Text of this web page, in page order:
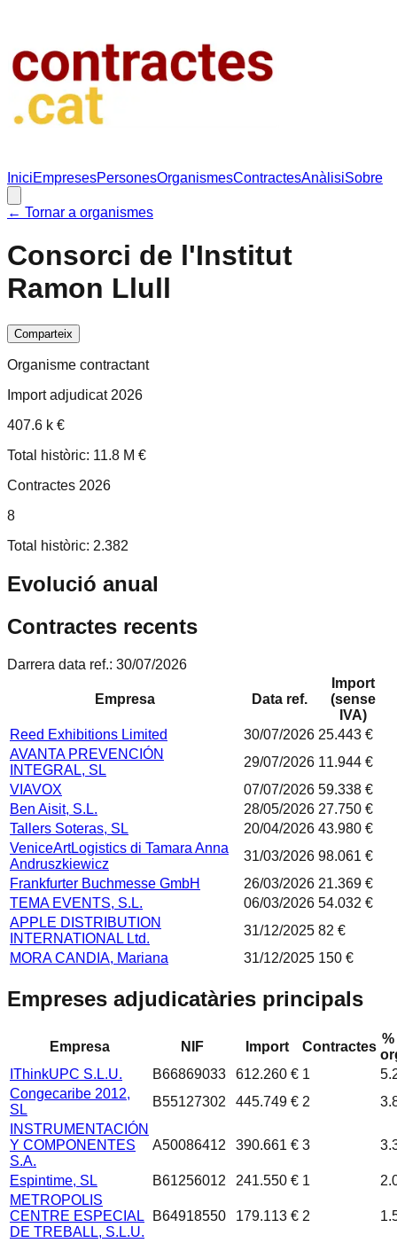
IniciEmpresesPersonesOrganismesContractesAnàlisiSobre
← Tornar a organismes
Consorci de l'Institut
Ramon Llull
Comparteix
Organisme contractant
Import adjudicat 2026
407.6 k €
Total històric: 11.8 M €
Contractes 2026
8
Total històric: 2.382
Evolució anual
Contractes recents
Darrera data ref.: 30/07/2026
Empresa Data ref.
Import
(sense
IVA)
Reed Exhibitions Limited
30/07/2026 25.443 €
AVANTA PREVENCIÓN
INTEGRAL, SL
29/07/2026 11.944 €
VIAVOX
07/07/2026 59.338 €
Ben Aisit, S.L.
28/05/2026 27.750 €
Tallers Soteras, SL
20/04/2026 43.980 €
VeniceArtLogistics di Tamara Anna
Andruszkiewicz
31/03/2026 98.061 €
Frankfurter Buchmesse GmbH
26/03/2026 21.369 €
TEMA EVENTS, S.L.
06/03/2026 54.032 €
APPLE DISTRIBUTION
INTERNATIONAL Ltd.
31/12/2025 82 €
MORA CANDIA, Mariana
31/12/2025 150 €
Empreses adjudicatàries principals
Empresa NIF Import Contractes
IThinkUPC S.L.U.
B66869033 612.260 € 1
Congecaribe 2012,
SL
B55127302 445.749 € 2
INSTRUMENTACIÓN
Y COMPONENTES
S.A.
A50086412 390.661 € 3
Espintime, SL B61256012 241.550 € 1
METROPOLIS
CENTRE ESPECIAL
DE TREBALL, S.L.U.
B64918550 179.113 € 2